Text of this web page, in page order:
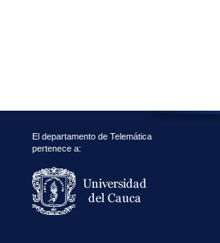
El departamento de Telemática
pertenece a: